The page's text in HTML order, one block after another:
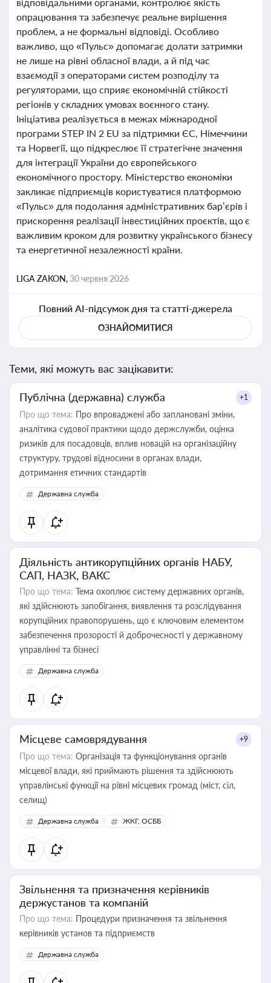
опрацювання та забезпечує реальне вирішення
проблем, а не формальні відповіді. Особливо
важливо, що «Пульс» допомагає долати затримки
не лише на рівні обласної влади, а й під час
взаємодії з операторами систем розподілу та
регуляторами, що сприяє економічній стійкості
регіонів у складних умовах воєнного стану.
Ініціатива реалізується в межах міжнародної
програми STEP IN 2 EU за підтримки ЄС, Німеччини
та Норвегії, що підкреслює її стратегічне значення
для інтеграції України до європейського
економічного простору. Міністерство економіки
закликає підприємців користуватися платформою
«Пульс» для подолання адміністративних бар’єрів і
прискорення реалізації інвестиційних проєктів, що є
важливим кроком для розвитку українського бізнесу
та енергетичної незалежності країни.
LIGA ZAKON,30 червня 2026
Повний AI-підсумок дня та статті-джерела
ОЗНАЙОМИТИСЯ
Теми, які можуть вас зацікавити:
Публічна (державна) служба +1
Про що тема: Про впроваджені або заплановані зміни,
аналітика судової практики щодо держслужби, оцінка
ризиків для посадовців, вплив новацій на організаційну
структуру, трудові відносини в органах влади,
дотримання етичних стандартів
Державна служба
Діяльність антикорупційних органів НАБУ,
САП, НАЗК, ВАКС
Про що тема: Тема охоплює систему державних органів,
які здійснюють запобігання, виявлення та розслідування
корупційних правопорушень, що є ключовим елементом
забезпечення прозорості й доброчесності у державному
управлінні та бізнесі
Державна служба
Місцеве самоврядування +9
Про що тема: Організація та функціонування органів
місцевої влади, які приймають рішення та здійснюють
управлінські функції на рівні місцевих громад (міст, сіл,
селищ)
Державна служба ЖКГ, ОСББ
Звільнення та призначення керівників
держустанов та компаній
Про що тема: Процедури призначення та звільнення
керівників установ та підприємств
Державна служба